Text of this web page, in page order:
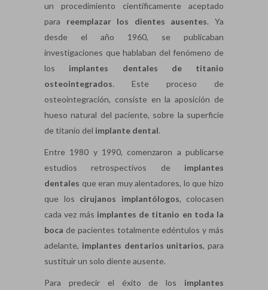
un procedimiento científicamente aceptado
para reemplazar los dientes ausentes. Ya
desde el año 1960, se publicaban
investigaciones que hablaban del fenómeno de
los implantes dentales de titanio
osteointegrados. Este proceso de
osteointegración, consiste en la aposición de
hueso natural del paciente, sobre la superficie
de titanio del implante dental.
Entre 1980 y 1990, comenzaron a publicarse
estudios retrospectivos de implantes
dentales que eran muy alentadores, lo que hizo
que los cirujanos implantólogos, colocasen
cada vez más implantes de titanio en toda la
boca de pacientes totalmente edéntulos y más
adelante, implantes dentarios unitarios, para
sustituir un solo diente ausente.
Para predecir el éxito de los implantes